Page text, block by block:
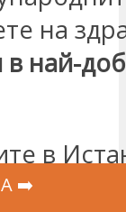
на
в най-
в
➡️